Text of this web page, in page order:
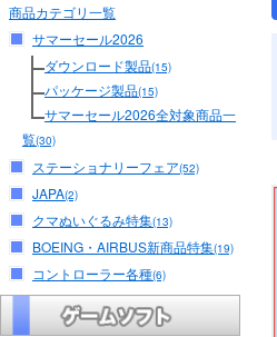
商品カテゴリ一覧
サマーセール2026
ダウンロード製品(15)
パッケージ製品(15)
サマーセール2026全対象商品一
覧(30)
ステーショナリーフェア(52)
JAPA(2)
クマぬいぐるみ特集(13)
BOEING・AIRBUS新商品特集(19)
コントローラー各種(6)